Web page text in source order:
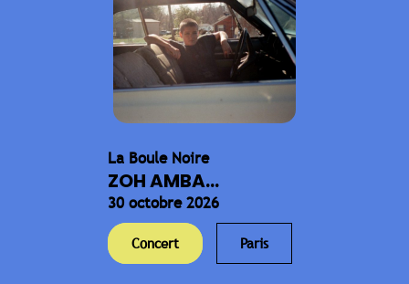
La Boule Noire
ZOH AMBA...
30 octobre 2026
Concert Paris